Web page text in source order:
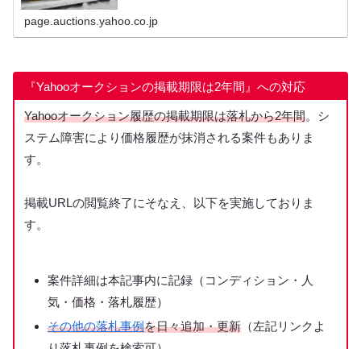
page.auctions.yahoo.co.jp
『Yahooオークションの掲載期限は2年間』への対応
Yahooオークション履歴の掲載期限は落札から2年間。シ
ステム障害により価格履歴が抹消される案件もありま
す。
掲載URLの閲覧終了にそなえ、以下を実施しておりま
す。
案件詳細は本記事内に記録（コンディション・人
気・価格・落札履歴）
その他の落札事例を日々追加・更新 （左記リンクよ